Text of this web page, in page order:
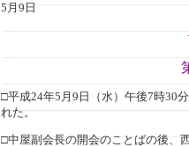
5月9日
□平成24年5月9日（水）午後7時30
れた。
□中屋副会長の開会のことばの後、